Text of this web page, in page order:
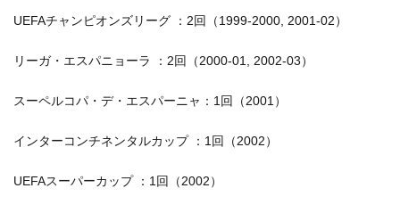
UEFAチャンピオンズリーグ ：2回（1999-2000, 2001-02）
リーガ・エスパニョーラ ：2回（2000-01, 2002-03）
スーペルコパ・デ・エスパーニャ：1回（2001）
インターコンチネンタルカップ ：1回（2002）
UEFAスーパーカップ ：1回（2002）